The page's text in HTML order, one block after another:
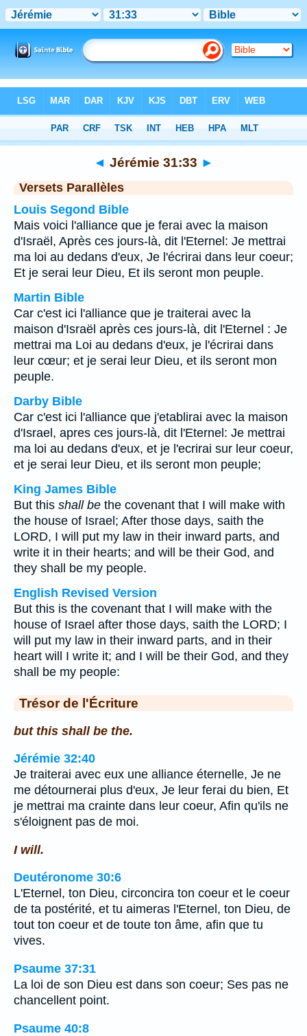
Chapitre 31 > Verset 33
◄ Jérémie 31:33 ►
Versets Parallèles
Louis Segond Bible
Mais voici l'alliance que je ferai avec la maison
d'Israël, Après ces jours-là, dit l'Eternel: Je mettrai
ma loi au dedans d'eux, Je l'écrirai dans leur coeur;
Et je serai leur Dieu, Et ils seront mon peuple.
Martin Bible
Car c'est ici l'alliance que je traiterai avec la
maison d'Israël après ces jours-là, dit l'Eternel : Je
mettrai ma Loi au dedans d'eux, je l'écrirai dans
leur cœur; et je serai leur Dieu, et ils seront mon
peuple.
Darby Bible
Car c'est ici l'alliance que j'etablirai avec la maison
d'Israel, apres ces jours-là, dit l'Eternel: Je mettrai
ma loi au dedans d'eux, et je l'ecrirai sur leur coeur,
et je serai leur Dieu, et ils seront mon peuple;
King James Bible
But this shall be the covenant that I will make with
the house of Israel; After those days, saith the
LORD, I will put my law in their inward parts, and
write it in their hearts; and will be their God, and
they shall be my people.
English Revised Version
But this is the covenant that I will make with the
house of Israel after those days, saith the LORD; I
will put my law in their inward parts, and in their
heart will I write it; and I will be their God, and they
shall be my people:
Trésor de l'Écriture
but this shall be the.
Jérémie 32:40
Je traiterai avec eux une alliance éternelle, Je ne
me détournerai plus d'eux, Je leur ferai du bien, Et
je mettrai ma crainte dans leur coeur, Afin qu'ils ne
s'éloignent pas de moi.
I will.
Deutéronome 30:6
L'Eternel, ton Dieu, circoncira ton coeur et le coeur
de ta postérité, et tu aimeras l'Eternel, ton Dieu, de
tout ton coeur et de toute ton âme, afin que tu
vives.
Psaume 37:31
La loi de son Dieu est dans son coeur; Ses pas ne
chancellent point.
Psaume 40:8